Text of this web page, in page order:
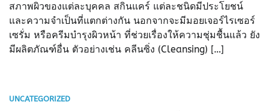
สภาพผิวของแต่ละบุคคล สกินแคร์ แต่ละชนิดมีประโยชน์
และความจำเป็นที่แตกต่างกัน นอกจากจะมีมอยเจอร์ไรเซอร์
เซรั่ม หรือครีมบำรุงผิวหน้า ที่ช่วยเรื่องให้ความชุ่มชื้นแล้ว ยัง
มีผลิตภัณฑ์อื่น ตัวอย่างเช่น คลีนซิ่ง (Cleansing) […]
UNCATEGORIZED